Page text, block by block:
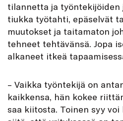
tilannetta ja työntekijöiden
tiukka työtahti, epäselvät
muutokset ja taitamaton
tehneet tehtävänsä. Jopa
alkaneet itkeä
– Vaikka työntekijä on
kaikkensa, hän kokee
saa kiitosta. Toinen syy